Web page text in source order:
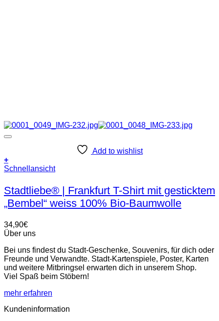
Add to wishlist
+
Dieses
weist
mehrere
Varianten
Die
Optionen
können
auf
der
Produktseite
gewählt
werden
Schnellansicht
Stadtliebe® | Frankfurt T-Shirt mit gesticktem
„Bembel“ weiss 100% Bio-Baumwolle
34,90€
Über uns
Bei uns findest du Stadt-Geschenke, Souvenirs, für dich oder
Freunde und Verwandte. Stadt-Kartenspiele, Poster, Karten
und weitere Mitbringsel erwarten dich in unserem Shop.
Viel Spaß beim Stöbern!
mehr erfahren
Kundeninformation